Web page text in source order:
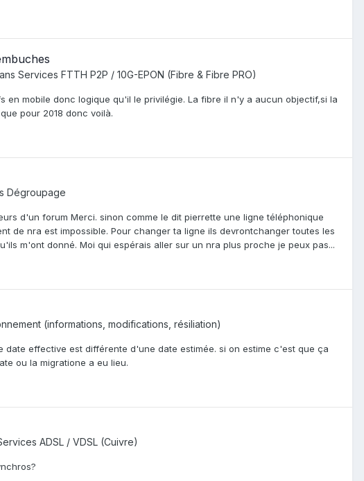
Services FTTH P2P / 10G-EPON (Fibre & Fibre PRO)
en mobile donc logique qu'il le privilégie. La fibre il n'y a aucun objectif,si la
pour 2018 donc voilà.
Dégroupage
d'un forum Merci. sinon comme le dit pierrette une ligne téléphonique
de nra est impossible. Pour changer ta ligne ils devrontchanger toutes les
m'ont donné. Moi qui espérais aller sur un nra plus proche je peux pas...
(informations, modifications, résiliation)
date effective est différente d'une date estimée. si on estime c'est que ça
ou la migratione a eu lieu.
ADSL / VDSL (Cuivre)